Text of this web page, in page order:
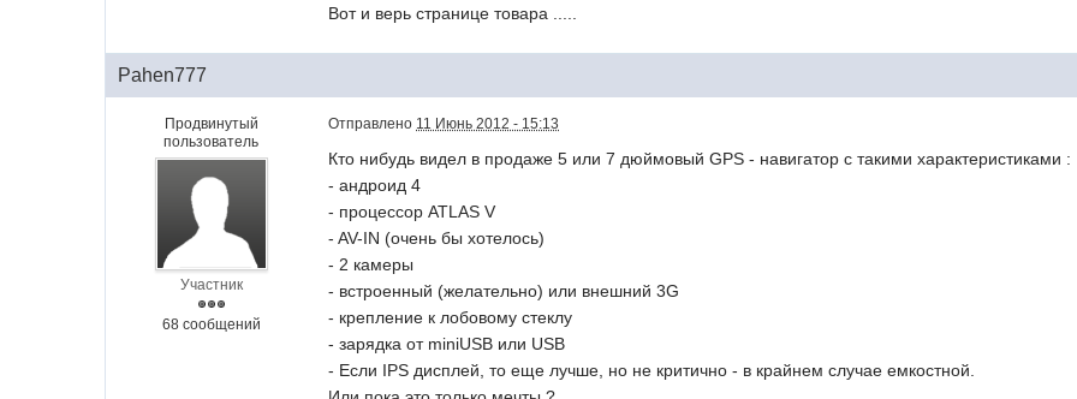
Вот и верь странице товара .....
Pahen777
Продвинутый
пользователь
Участник
68 сообщений
Отправлено 11 Июнь 2012 - 15:13
Кто нибудь видел в продаже 5 или 7 дюймовый GPS - навигатор с такими характеристиками :
- андроид 4
- процессор ATLAS V
- AV-IN (очень бы хотелось)
- 2 камеры
- встроенный (желательно) или внешний 3G
- крепление к лобовому стеклу
- зарядка от miniUSB или USB
- Если IPS дисплей, то еще лучше, но не критично - в крайнем случае емкостной.